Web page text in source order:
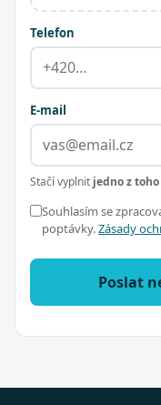
Telefon
E-mail
Stačí vyplnit jedno z toho
Souhlasím se
poptávky.Zásady
Poslat